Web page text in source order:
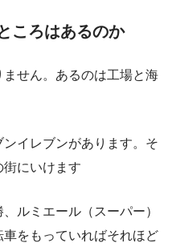
ころはあるのか
せん。あるのは工場と海
イレブンがあります。そ
にいけます
ルミエール（スーパー）
をもっていればそれほど